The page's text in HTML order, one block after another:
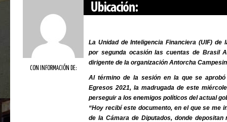
CON INFORMACIÓN DE:
La Unidad de Inteligencia Financiera (UIF) de
por segunda ocasión las cuentas de Brasil
dirigente de la organización Antorcha
Al término de la sesión en la que se
Egresos 2021, la madrugada de este
perseguir a los enemigos políticos del actual
“Hoy recibí este documento, en el que se me
de la Cámara de Diputados, donde